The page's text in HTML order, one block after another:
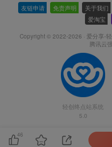
友链申请 免责声明 关于我们
爱淘宝
Copyright © 2022-2026 · 爱分享-
腾讯云
轻创终点站系统
5.0
46